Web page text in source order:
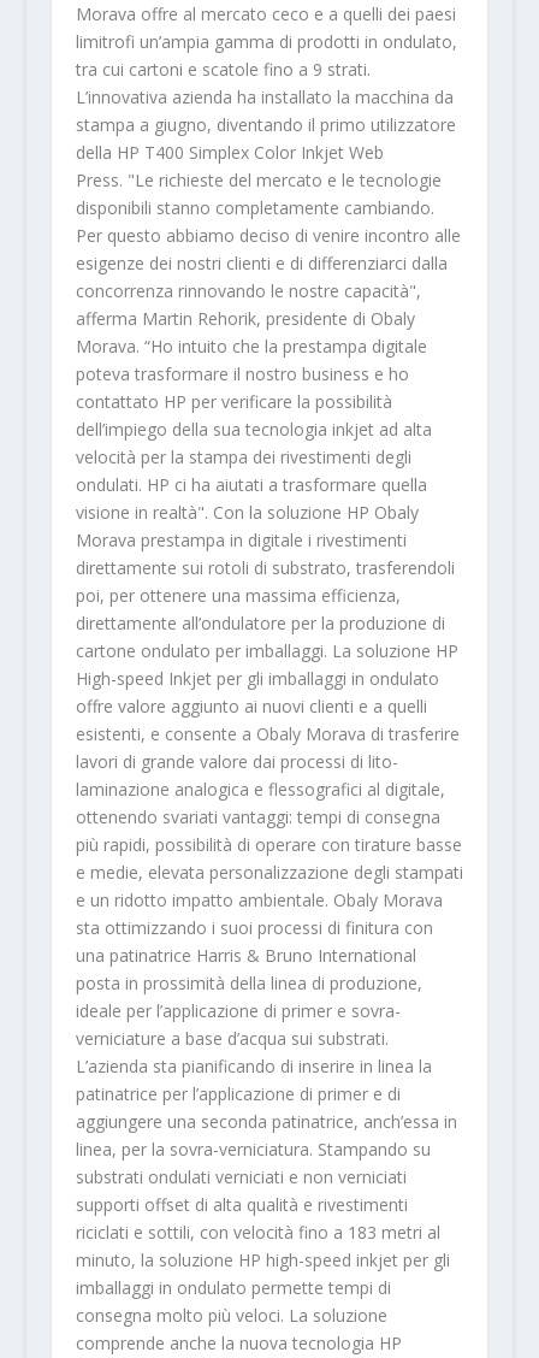
Morava offre al mercato ceco e a quelli dei paesi
limitrofi un’ampia gamma di prodotti in ondulato,
tra cui cartoni e scatole fino a 9 strati.
L’innovativa azienda ha installato la macchina da
stampa a giugno, diventando il primo utilizzatore
della HP T400 Simplex Color Inkjet Web
Press. "Le richieste del mercato e le tecnologie
disponibili stanno completamente cambiando.
Per questo abbiamo deciso di venire incontro alle
esigenze dei nostri clienti e di differenziarci dalla
concorrenza rinnovando le nostre capacità",
afferma Martin Rehorik, presidente di Obaly
Morava. “Ho intuito che la prestampa digitale
poteva trasformare il nostro business e ho
contattato HP per verificare la possibilità
dell’impiego della sua tecnologia inkjet ad alta
velocità per la stampa dei rivestimenti degli
ondulati. HP ci ha aiutati a trasformare quella
visione in realtà". Con la soluzione HP Obaly
Morava prestampa in digitale i rivestimenti
direttamente sui rotoli di substrato, trasferendoli
poi, per ottenere una massima efficienza,
direttamente all’ondulatore per la produzione di
cartone ondulato per imballaggi. La soluzione HP
High-speed Inkjet per gli imballaggi in ondulato
offre valore aggiunto ai nuovi clienti e a quelli
esistenti, e consente a Obaly Morava di trasferire
lavori di grande valore dai processi di lito-
laminazione analogica e flessografici al digitale,
ottenendo svariati vantaggi: tempi di consegna
più rapidi, possibilità di operare con tirature basse
e medie, elevata personalizzazione degli stampati
e un ridotto impatto ambientale. Obaly Morava
sta ottimizzando i suoi processi di finitura con
una patinatrice Harris & Bruno International
posta in prossimità della linea di produzione,
ideale per l’applicazione di primer e sovra-
verniciature a base d’acqua sui substrati.
L’azienda sta pianificando di inserire in linea la
patinatrice per l’applicazione di primer e di
aggiungere una seconda patinatrice, anch’essa in
linea, per la sovra-verniciatura. Stampando su
substrati ondulati verniciati e non verniciati
supporti offset di alta qualità e rivestimenti
riciclati e sottili, con velocità fino a 183 metri al
minuto, la soluzione HP high-speed inkjet per gli
imballaggi in ondulato permette tempi di
consegna molto più veloci. La soluzione
comprende anche la nuova tecnologia HP